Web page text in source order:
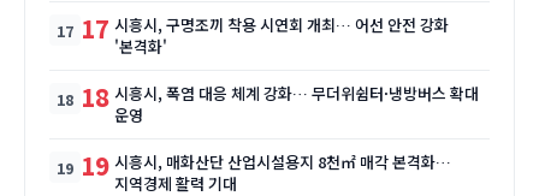
17 시흥시, 구명조끼 착용 시연회 개최… 어선 안전 강화
'본격화'
18 시흥시, 폭염 대응 체계 강화… 무더위쉼터·냉방버스 확대
운영
19 시흥시, 매화산단 산업시설용지 8천㎡ 매각 본격화…
지역경제 활력 기대